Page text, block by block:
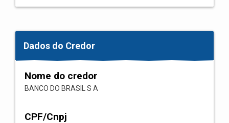
Dados do Credor
Nome do credor
BANCO DO BRASIL S A
CPF/Cnpj